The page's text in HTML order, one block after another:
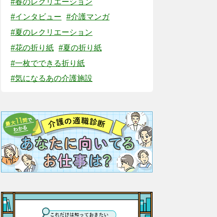
#インタビュー
#介護マンガ
#夏のレクリエーション
#花の折り紙 #夏の折り紙
#一枚でできる折り紙
#気になるあの介護施設